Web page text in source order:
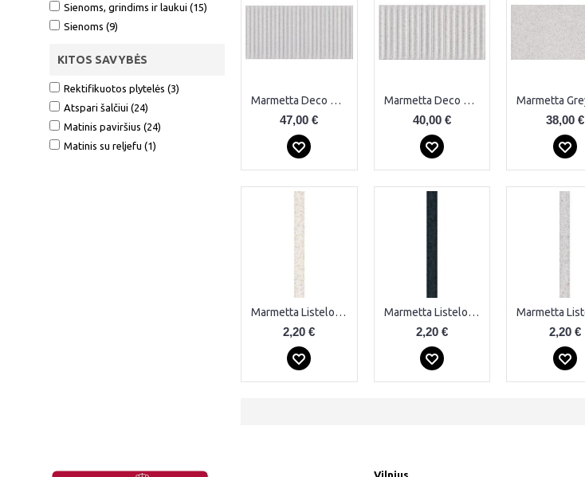
Sienoms, grindims ir laukui (15)
Sienoms (9)
KITOS SAVYBĖS
Rektifikuotos plytelės (3)
Atspari šalčiui (24)
Matinis paviršius (24)
Matinis su reljefu (1)
Marmetta Deco Grey Plytelės
47,00 €
Marmetta Deco Grey Plytelės
40,00 € 38,00 €
Marmetta Listelo Cream Plytelės
2,20 €
Marmetta Listelo Dark Plytelės
2,20 € 2,20 €